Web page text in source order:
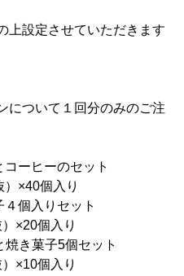
設定させていただきます
ついて１回分のみのご注
コーヒーのセット
×40個入り
子４個入りセット
×20個入り
焼き菓子5個セット
×10個入り